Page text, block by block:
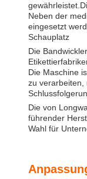
Neben der
eingesetzt
Schauplatz
Die
Die Maschine
zu verarbeiten,
Die von
führender
Wahl für